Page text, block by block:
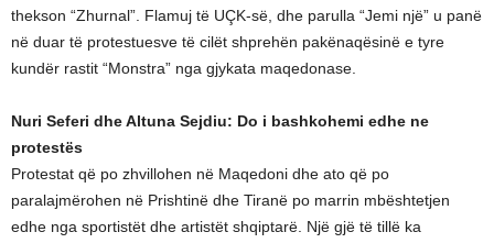
thekson “Zhurnal”. Flamuj të UÇK-së, dhe parulla “Jemi një” u panë
në duar të protestuesve të cilët shprehën pakënaqësinë e tyre
kundër rastit “Monstra” nga gjykata maqedonase.
Nuri Seferi dhe Altuna Sejdiu: Do i bashkohemi edhe ne
protestës
Protestat që po zhvillohen në Maqedoni dhe ato që po
paralajmërohen në Prishtinë dhe Tiranë po marrin mbështetjen
edhe nga sportistët dhe artistët shqiptarë. Një gjë të tillë ka